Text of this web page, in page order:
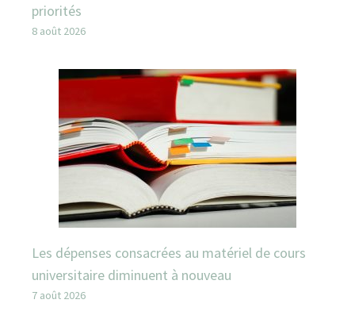
priorités
8 août 2026
Les dépenses consacrées au matériel de cours
universitaire diminuent à nouveau
7 août 2026